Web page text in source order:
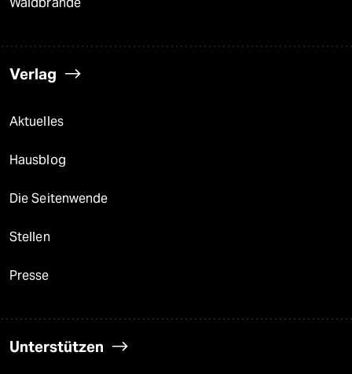
Verlag
Aktuelles
Hausblog
Die Seitenwende
Stellen
Presse
Unterstützen